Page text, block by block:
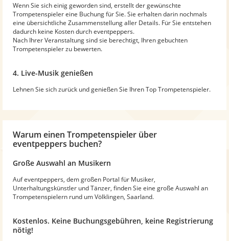
Wenn Sie sich einig geworden sind, erstellt der gewünschte
Trompetenspieler eine Buchung für Sie. Sie erhalten darin nochmals
eine übersichtliche Zusammenstellung aller Details. Für Sie entstehen
dadurch keine Kosten durch eventpeppers.
Nach Ihrer Veranstaltung sind sie berechtigt, Ihren gebuchten
Trompetenspieler zu bewerten.
4. Live-Musik genießen
Lehnen Sie sich zurück und genießen Sie Ihren Top Trompetenspieler.
Warum einen Trompetenspieler über
eventpeppers buchen?
Große Auswahl an Musikern
Auf eventpeppers, dem großen Portal für Musiker,
Unterhaltungskünstler und Tänzer, finden Sie eine große Auswahl an
Trompetenspielern rund um Völklingen, Saarland.
Kostenlos. Keine Buchungsgebühren, keine Registrierung
nötig!